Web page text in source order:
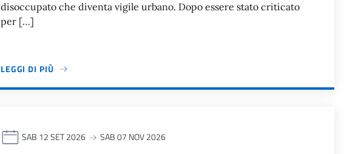
disoccupato che diventa vigile urbano. Dopo essere stato criticato
per […]
LEGGI DI PIÙ
SAB 12 SET 2026 SAB 07 NOV 2026